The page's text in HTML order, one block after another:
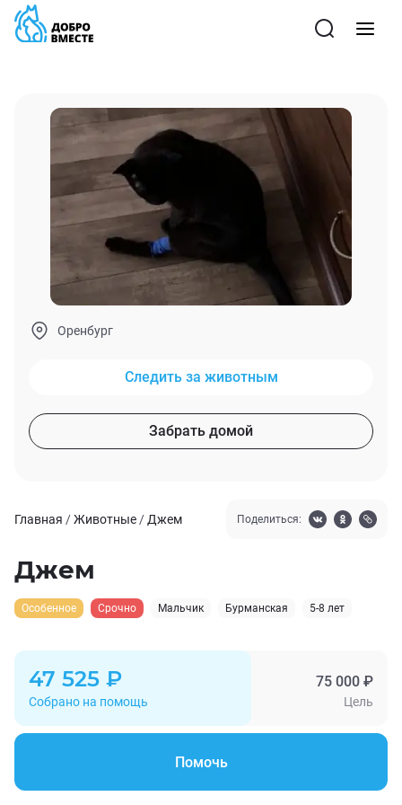
Оренбург
Следить за животным
Забрать домой
Главная /Животные / Джем Поделиться:
Джем
Особенное Срочно Мальчик Бурманская 5-8 лет
47 525 ₽ 75 000 ₽
Собрано на помощь Цель
Помочь